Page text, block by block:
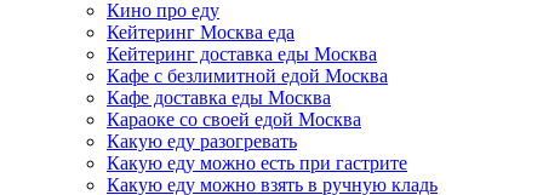
Кино про еду
Кейтеринг Москва еда
Кейтеринг доставка еды Москва
Кафе с безлимитной едой Москва
Кафе доставка еды Москва
Караоке со своей едой Москва
Какую еду разогревать
Какую еду можно есть при гастрите
Какую еду можно взять в ручную кладь